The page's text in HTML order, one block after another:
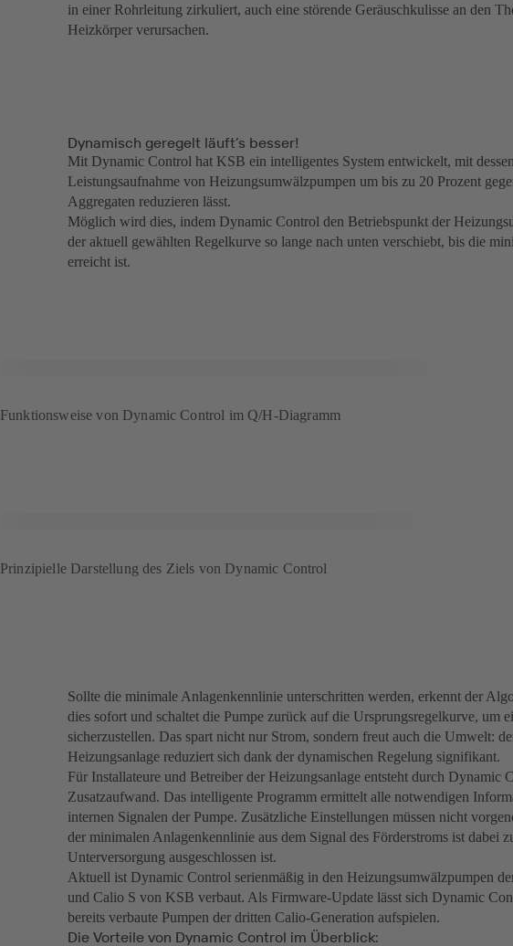
in einer Rohrleitung zirkuliert, auch eine störende Geräuschkulisse an den
Heizkörper verursachen.
Dynamisch geregelt läuft’s besser!
Mit Dynamic Control hat KSB ein intelligentes System entwickelt, mit
Leistungsaufnahme von Heizungsumwälzpumpen um bis zu 20 Prozent
Aggregaten reduzieren lässt.
Möglich wird dies, indem Dynamic Control den Betriebspunkt der
der aktuell gewählten Regelkurve so lange nach unten verschiebt, bis die
erreicht ist.
Funktionsweise von Dynamic Control im Q/H-Diagramm
Prinzipielle Darstellung des Ziels von Dynamic Control
Sollte die minimale Anlagenkennlinie unterschritten werden, erkennt der
dies sofort und schaltet die Pumpe zurück auf die Ursprungsregelkurve, um
sicherzustellen. Das spart nicht nur Strom, sondern freut auch die Umwelt:
Heizungsanlage reduziert sich dank der dynamischen Regelung signifikant.
Für Installateure und Betreiber der Heizungsanlage entsteht durch Dynamic
Zusatzaufwand. Das intelligente Programm ermittelt alle notwendigen
internen Signalen der Pumpe. Zusätzliche Einstellungen müssen nicht
der minimalen Anlagenkennlinie aus dem Signal des Förderstroms ist dabei
Unterversorgung ausgeschlossen ist.
Aktuell ist Dynamic Control serienmäßig in den Heizungsumwälzpumpen
und Calio S von KSB verbaut. Als Firmware-Update lässt sich Dynamic
bereits verbaute Pumpen der dritten Calio-Generation aufspielen.
Die Vorteile von Dynamic Control im Überblick: